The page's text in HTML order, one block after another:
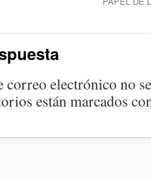
correo electrónico no
están marcados